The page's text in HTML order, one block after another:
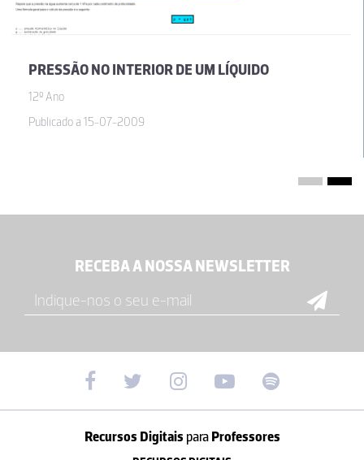
PRESSÃO NO INTERIOR DE UM LÍQUIDO
12º Ano
Publicado a 15-07-2009
RECEBA A NOSSA NEWSLETTER
Recursos Digitais paraProfessores